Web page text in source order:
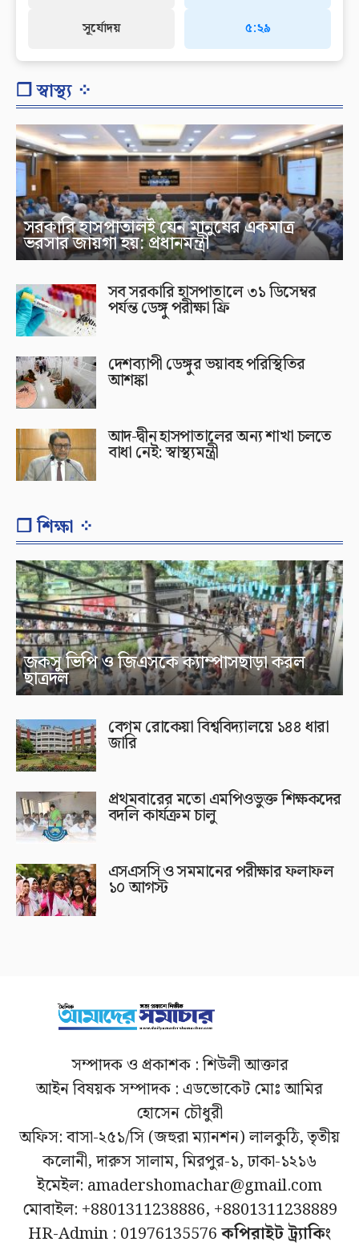
সূর্যোদয়
৫:২৯
❐ স্বাস্থ্য ⁘
সরকারি হাসপাতালই যেন মানুষের একমাত্র
ভরসার জায়গা হয়: প্রধানমন্ত্রী
সব সরকারি হাসপাতালে ৩১ ডিসেম্বর
পর্যন্ত ডেঙ্গু পরীক্ষা ফ্রি
দেশব্যাপী ডেঙ্গুর ভয়াবহ পরিস্থিতির
আশঙ্কা
আদ-দ্বীন হাসপাতালের অন্য শাখা চলতে
বাধা নেই: স্বাস্থ্যমন্ত্রী
❐ শিক্ষা ⁘
জকসু ভিপি ও জিএসকে ক্যাম্পাসছাড়া করল
ছাত্রদল
বেগম রোকেয়া বিশ্ববিদ্যালয়ে ১৪৪ ধারা
জারি
প্রথমবারের মতো এমপিওভুক্ত শিক্ষকদের
বদলি কার্যক্রম চালু
এসএসসি ও সমমানের পরীক্ষার ফলাফল
১০ আগস্ট
সম্পাদক ও প্রকাশক : শিউলী আক্তার
আইন বিষয়ক সম্পাদক : এডভোকেট মোঃ আমির
হোসেন চৌধুরী
অফিস: বাসা-২৫১/সি (জহুরা ম্যানশন) লালকুঠি, তৃতীয়
কলোনী, দারুস সালাম, মিরপুর-১, ঢাকা-১২১৬
ইমেইল: amadershomachar@gmail.com
মোবাইল: +8801311238886, +8801311238889
HR-Admin : 01976135576কপিরাইট ট্র্যাকিং